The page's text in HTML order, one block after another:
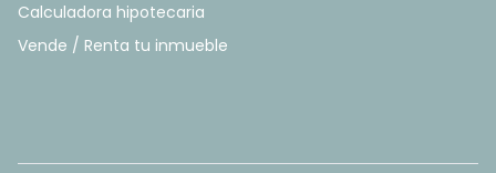
Calculadora hipotecaria
Vende / Renta tu inmueble